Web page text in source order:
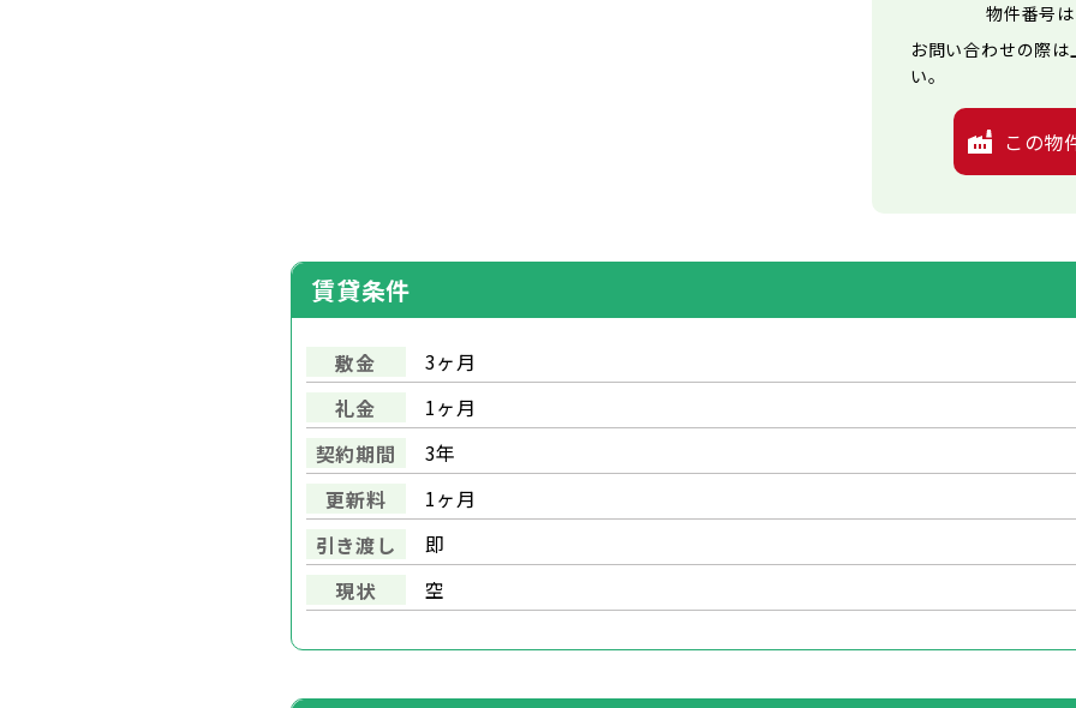
物件番号は
お問い合わせの際
い。
この物
賃貸条件
敷金
3ヶ月
礼金
1ヶ月
契約期間
3年
更新料
1ヶ月
引き渡し
即
現状
空